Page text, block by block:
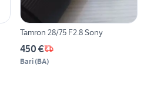
Tamron 28/75 F2.8 Sony
450 €
Bari(BA)